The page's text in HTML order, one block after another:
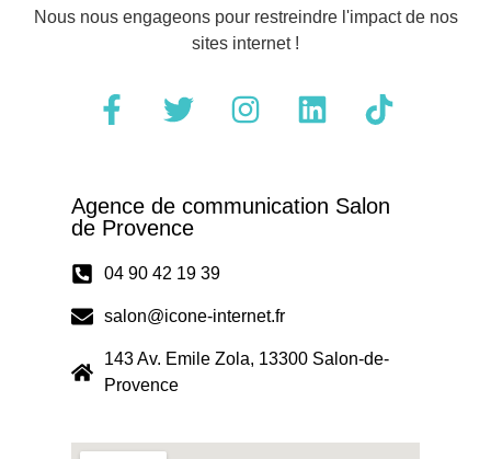
Nous nous engageons pour restreindre l'impact de nos
sites internet !
Agence de communication Salon
de Provence
04 90 42 19 39
salon@icone-internet.fr
143 Av. Emile Zola, 13300 Salon-de-
Provence